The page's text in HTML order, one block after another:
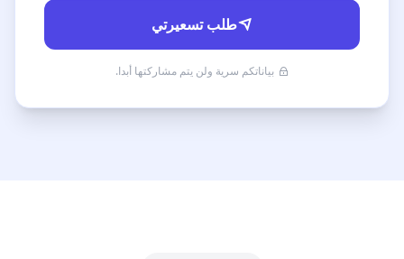
طلب تسعيرتي
بياناتكم سرية ولن يتم مشاركتها أبدا.